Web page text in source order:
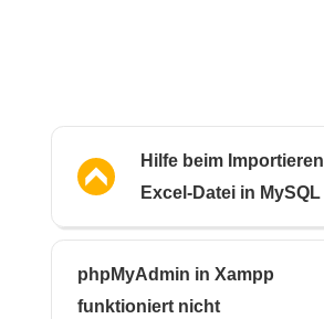
Hilfe beim
Excel-Datei in
phpMyAdmin
phpMyAdmin in Xampp
funktioniert nicht